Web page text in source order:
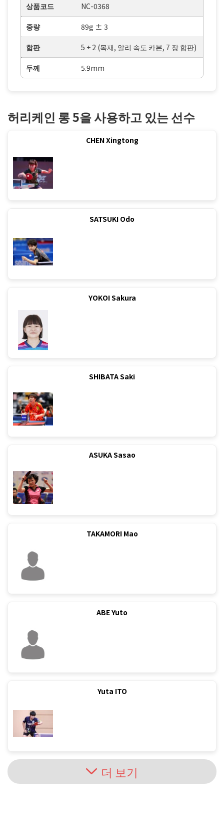
상품코드 NC-0368
중량 89g ± 3
합판 5 + 2 (목재, 알리 속도 카본, 7 장 합판)
두께 5.9mm
허리케인 롱 5을 사용하고 있는 선수
CHEN Xingtong
SATSUKI Odo
YOKOI Sakura
SHIBATA Saki
ASUKA Sasao
TAKAMORI Mao
ABE Yuto
Yuta ITO
더 보기